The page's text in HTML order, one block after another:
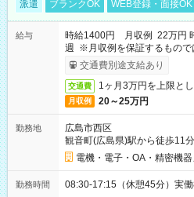
派遣 ブランクOK WEB登録・面接OK
給与
時給1400円 月収例 22万円
週 ※月収例を保証するもの
ービス利用可（利用条件有）
交通費別途支給あり
交通費 1ヶ月3万円を上限と
月収例 20～25万円
勤務地
広島市西区
観音町(広島県)駅から徒歩11分
電機・電子・OA・精密機器
勤務時間 08:30-17:15（休憩45分）実